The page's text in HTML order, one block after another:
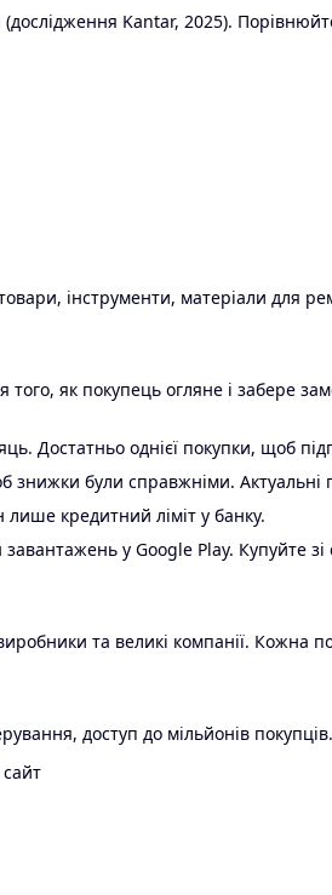
Kantar, 2025).
інструменти, матеріали для
як покупець огляне і забере
Достатньо однієї покупки, щоб
були справжніми. Актуальні
лише кредитний ліміт у банку.
у Google Play. Купуйте
та великі компанії. Кожна
доступ до мільйонів покупців.